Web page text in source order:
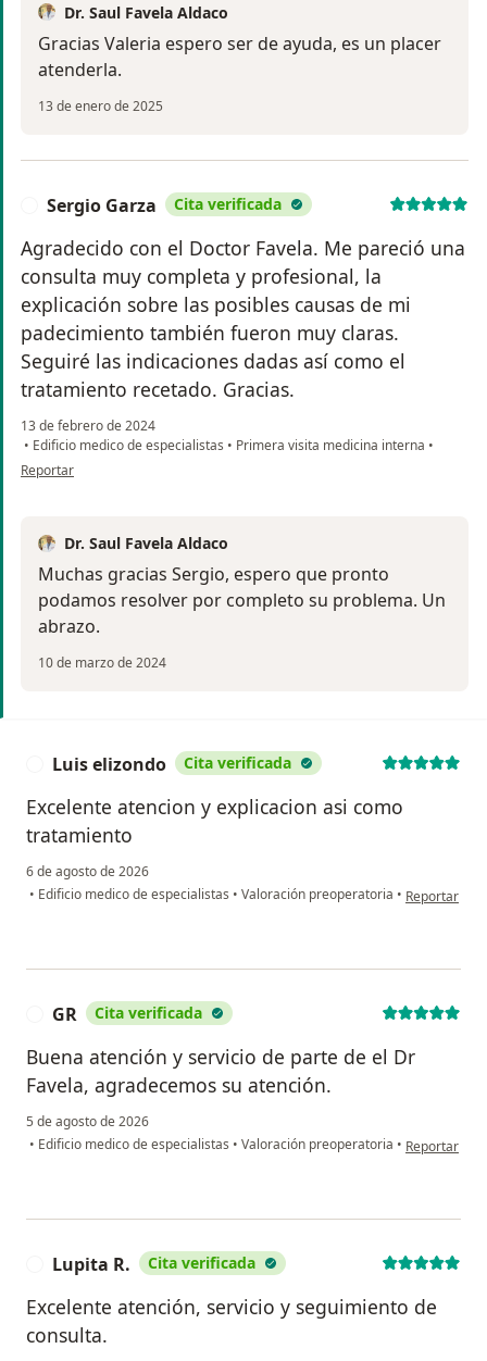
Dr. Saul Favela Aldaco
Gracias Valeria espero ser de ayuda, es un placer
atenderla.
13 de enero de 2025
Sergio Garza Cita verificada
Agradecido con el Doctor Favela. Me pareció una
consulta muy completa y profesional, la
explicación sobre las posibles causas de mi
padecimiento también fueron muy claras.
Seguiré las indicaciones dadas así como el
tratamiento recetado. Gracias.
13 de febrero de 2024
• Edificio medico de especialistas • Primera visita medicina interna •
en opinión del usuario Sergio Garza
Reportar
Dr. Saul Favela Aldaco
Muchas gracias Sergio, espero que pronto
podamos resolver por completo su problema. Un
abrazo.
10 de marzo de 2024
Luis elizondo Cita verificada
Excelente atencion y explicacion asi como
tratamiento
6 de agosto de 2026
• Edificio medico de especialistas • Valoración preoperatoria • en opinión
Reportar
GR Cita verificada
Buena atención y servicio de parte de el Dr
Favela, agradecemos su atención.
5 de agosto de 2026
• Edificio medico de especialistas • Valoración preoperatoria • en opinión
Reportar
Lupita R. Cita verificada
Excelente atención, servicio y seguimiento de
consulta.